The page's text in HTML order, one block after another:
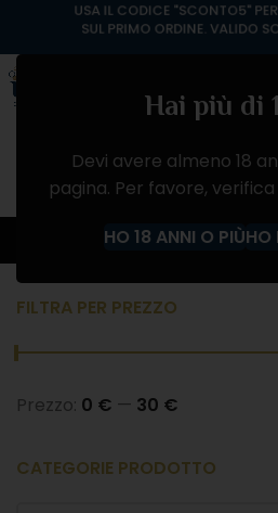
Hai più di
Devi avere almeno 18
pagina. Per favore,
HO 18 ANNI O PIÙHO
VINO
FILTRA PER PREZZO
Prezzo: 0 € — 30 €
CATEGORIE PRODOTTO
USA IL CODICE "SCONTO5"
SUL PRIMO ORDINE. VALIDO